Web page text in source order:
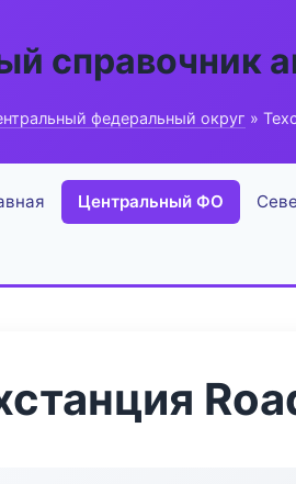
справочник
федеральный округ »
Центральный ФО